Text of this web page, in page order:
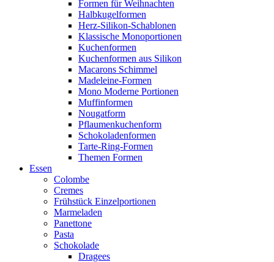
Formen für Weihnachten
Halbkugelformen
Herz-Silikon-Schablonen
Klassische Monoportionen
Kuchenformen
Kuchenformen aus Silikon
Macarons Schimmel
Madeleine-Formen
Mono Moderne Portionen
Muffinformen
Nougatform
Pflaumenkuchenform
Schokoladenformen
Tarte-Ring-Formen
Themen Formen
Essen
Colombe
Cremes
Frühstück Einzelportionen
Marmeladen
Panettone
Pasta
Schokolade
Dragees